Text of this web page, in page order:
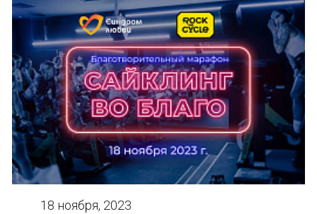
18 ноября, 2023